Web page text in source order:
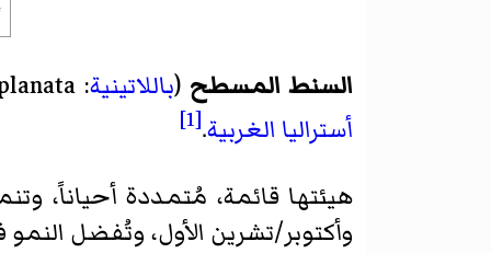
السنط المسطح (باللاتينية:
أستراليا الغربية.
[1]
وأكتوبر/تشرين الأول، وتُفضل النمو